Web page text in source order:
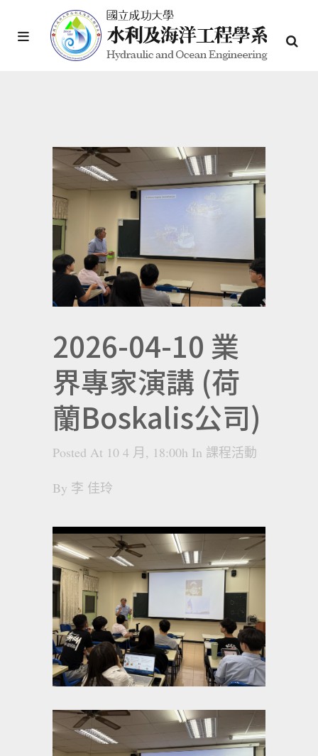
2026-04-10 業
界專家演講 (荷
蘭Boskalis公司)
Posted At 10 4 月, 18:00h In 課程活動
By 李 佳玲